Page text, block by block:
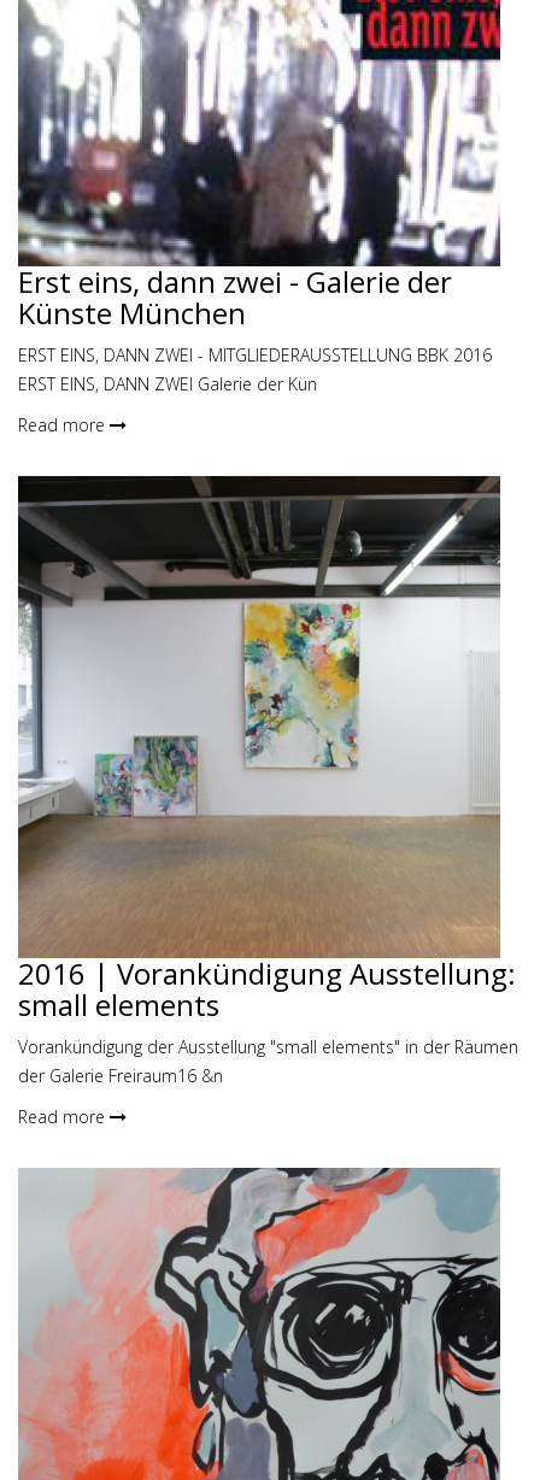
Erst eins, dann zwei - Galerie der
Künste München
ERST EINS, DANN ZWEI - MITGLIEDERAUSSTELLUNG BBK 2016
ERST EINS, DANN ZWEI Galerie der Kün
Read more
2016 | Vorankündigung Ausstellung:
small elements
Vorankündigung der Ausstellung "small elements" in der Räumen
der Galerie Freiraum16 &n
Read more